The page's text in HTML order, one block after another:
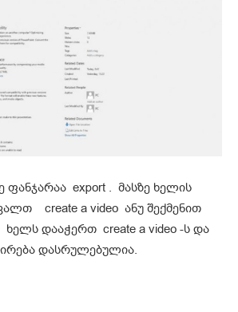
export . მასზე ხელის
create a video ანუ შექმენით
დააჭერთ create a video -ს და
დასრულებულია.